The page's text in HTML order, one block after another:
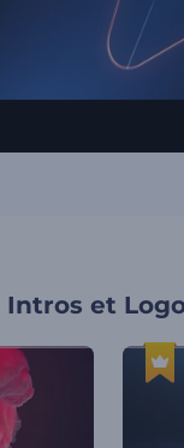
Intros et